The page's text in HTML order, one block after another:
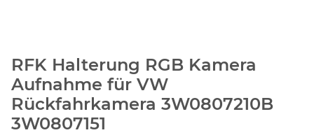
RFK Halterung RGB Kamera
Aufnahme für VW
Rückfahrkamera 3W0807210B
3W0807151